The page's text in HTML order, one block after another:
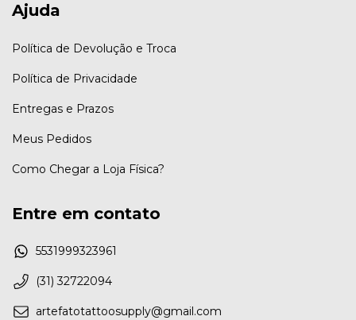
Ajuda
Política de Devolução e Troca
Política de Privacidade
Entregas e Prazos
Meus Pedidos
Como Chegar a Loja Física?
Entre em contato
5531999323961
(31) 32722094
artefatotattoosupply@gmail.com